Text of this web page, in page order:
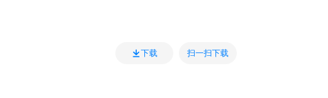
下载 扫一扫下载